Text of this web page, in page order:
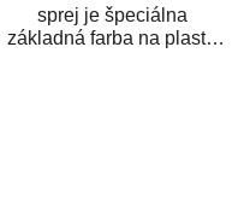
sprej je špeciálna
základná farba na plasty,